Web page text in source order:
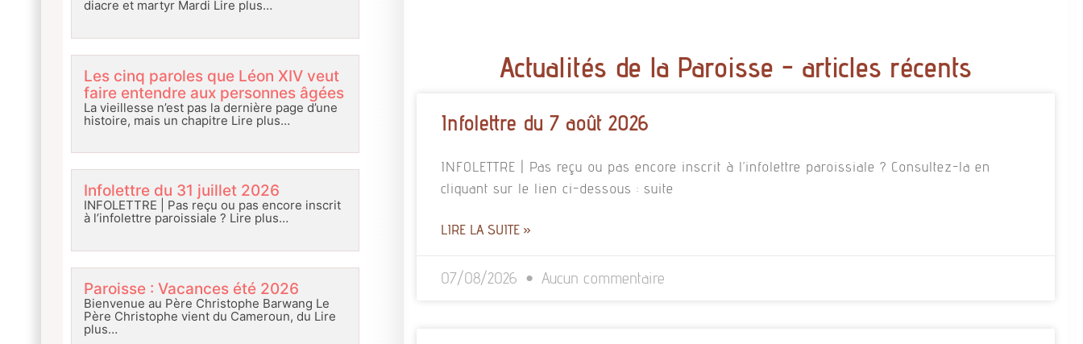
diacre et martyr Mardi Lire plus…
Les cinq paroles que Léon XIV veut
faire entendre aux personnes âgées
La vieillesse n’est pas la dernière page d’une
histoire, mais un chapitre Lire plus…
Infolettre du 31 juillet 2026
INFOLETTRE | Pas reçu ou pas encore inscrit
à l’infolettre paroissiale ? Lire plus…
Paroisse : Vacances été 2026
Bienvenue au Père Christophe Barwang Le
Père Christophe vient du Cameroun, du Lire
plus…
Actualités de la Paroisse - articles récents
Infolettre du 7 août 2026
INFOLETTRE | Pas reçu ou pas encore inscrit à l’infolettre paroissiale ? Consultez-la en
cliquant sur le lien ci-dessous : suite
LIRE LA SUITE »
07/08/2026 Aucun commentaire